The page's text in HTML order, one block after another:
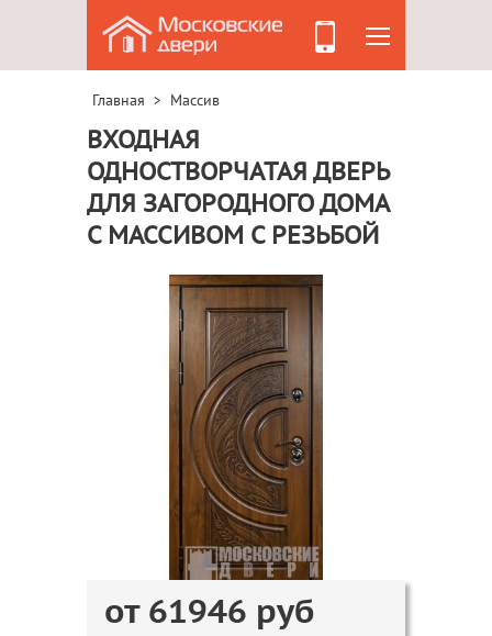
Главная > Массив
ВХОДНАЯ
ОДНОСТВОРЧАТАЯ ДВЕРЬ
ДЛЯ ЗАГОРОДНОГО ДОМА
С МАССИВОМ С РЕЗЬБОЙ
от 61946 руб